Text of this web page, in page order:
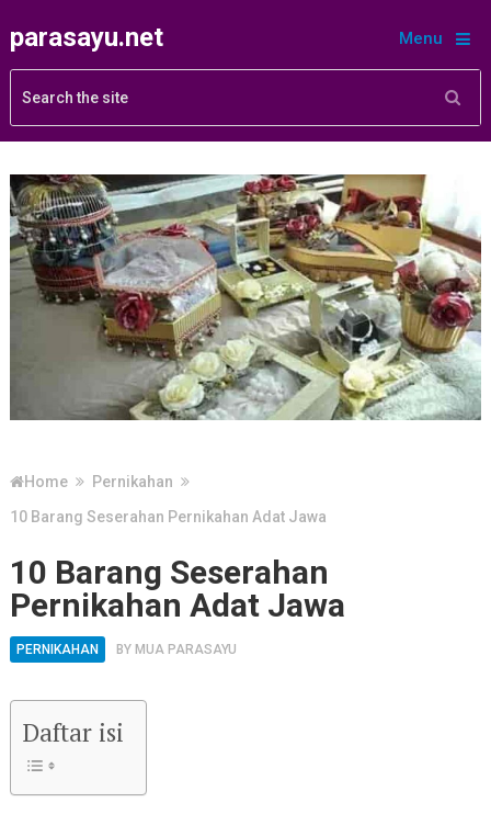
parasayu.net Menu
Home
Pernikahan
10 Barang Seserahan Pernikahan Adat Jawa
10 Barang Seserahan
Pernikahan Adat Jawa
PERNIKAHAN BY MUA PARASAYU
Daftar isi